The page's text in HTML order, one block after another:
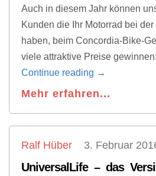
Auch in diesem Jahr können
Kunden die Ihr Motorrad bei
haben, beim Concordia-Bike-
viele attraktive Preise
Continue reading →
Mehr erfahren...
Ralf Hüber 3. Februar
UniversalLife – das